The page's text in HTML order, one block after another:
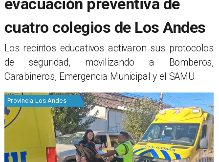
evacuación preventiva de
cuatro colegios de Los Andes
​Los recintos educativos activaron sus protocolos
de seguridad, movilizando a Bomberos,
Carabineros, Emergencia Municipal y el SAMU
Provincia Los Andes